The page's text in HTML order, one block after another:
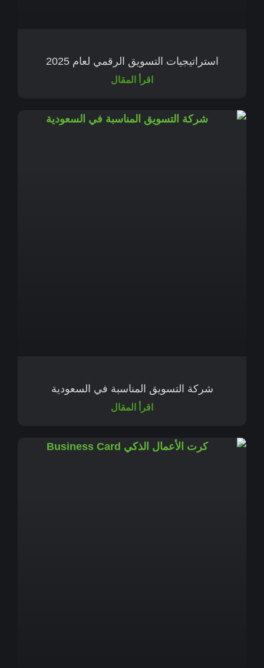
استراتيجيات التسويق الرقمي لعام 2025
اقرأ المقال
شركة التسويق المناسبة في السعودية
اقرأ المقال